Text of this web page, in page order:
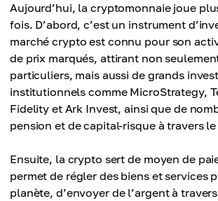
Aujourd’hui, la cryptomonnaie joue
fois. D’abord, c’est un instrument
marché crypto est connu pour son
de prix marqués, attirant non
particuliers, mais aussi de grands
institutionnels comme MicroStrategy,
Fidelity et Ark Invest, ainsi que de
pension et de capital-risque à travers
Ensuite, la crypto sert de moyen de
permet de régler des biens et services
planète, d’envoyer de l’argent à